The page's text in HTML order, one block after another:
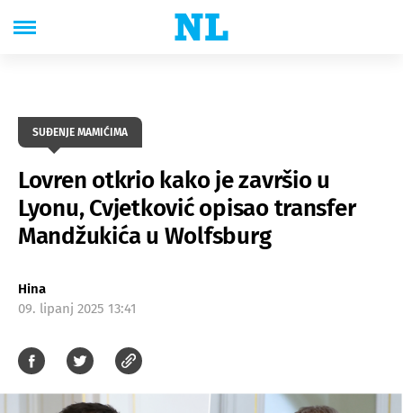
SUĐENJE MAMIĆIMA
Lovren otkrio kako je završio u
Lyonu, Cvjetković opisao transfer
Mandžukića u Wolfsburg
Hina
09. lipanj 2025 13:41